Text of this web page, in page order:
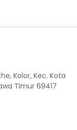
Kolor, Kec. Kota
Timur 69417